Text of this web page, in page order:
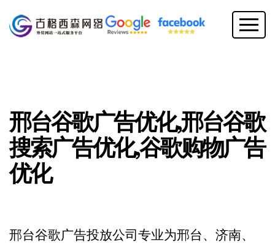
邢台谷歌广告优化,邢台谷歌
搜索广告优化,谷歌购物广告
优化
邢台谷歌广告投放公司专业为邢台、济南、